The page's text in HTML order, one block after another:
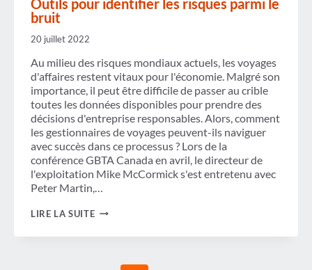
Outils pour identifier les risques parmi le
bruit
20 juillet 2022
Au milieu des risques mondiaux actuels, les voyages
d'affaires restent vitaux pour l'économie. Malgré son
importance, il peut être difficile de passer au crible
toutes les données disponibles pour prendre des
décisions d'entreprise responsables. Alors, comment
les gestionnaires de voyages peuvent-ils naviguer
avec succès dans ce processus ? Lors de la
conférence GBTA Canada en avril, le directeur de
l'exploitation Mike McCormick s'est entretenu avec
Peter Martin,…
LIRE LA SUITEOUTILS
PARMI